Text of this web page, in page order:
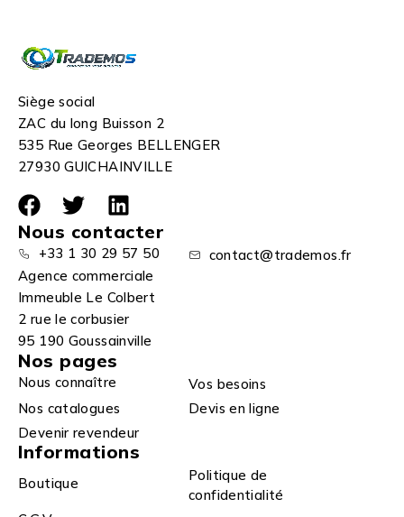
Siège social
ZAC du long Buisson 2
535 Rue Georges BELLENGER
27930 GUICHAINVILLE
Nous contacter
+33 1 30 29 57 50
contact@trademos.fr
Agence commerciale
Immeuble Le Colbert
2 rue le corbusier
95 190 Goussainville
Nos pages
Nous connaître
Vos besoins
Nos catalogues
Devis en ligne
Devenir revendeur
Informations
Boutique
Politique de
confidentialité